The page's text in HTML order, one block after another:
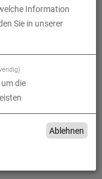
in Renchen,
Emmendingen,
Information
Sie in unserer
die
Ablehnen